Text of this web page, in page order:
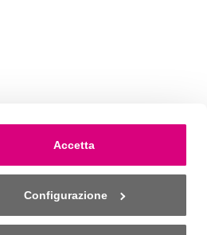
Accetta
Configurazione